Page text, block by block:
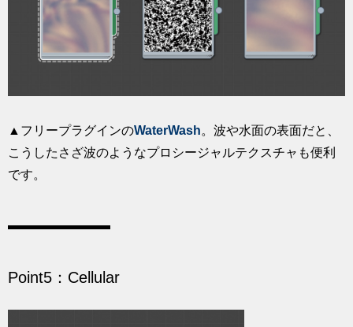
▲フリープラグインのWaterWash。波や水面の表面だと、
こうしたさざ波のようなプロシージャルテクスチャも便利
です。
Point5：Cellular